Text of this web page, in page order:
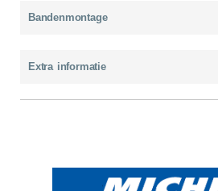
Bandenmontage
Extra informatie